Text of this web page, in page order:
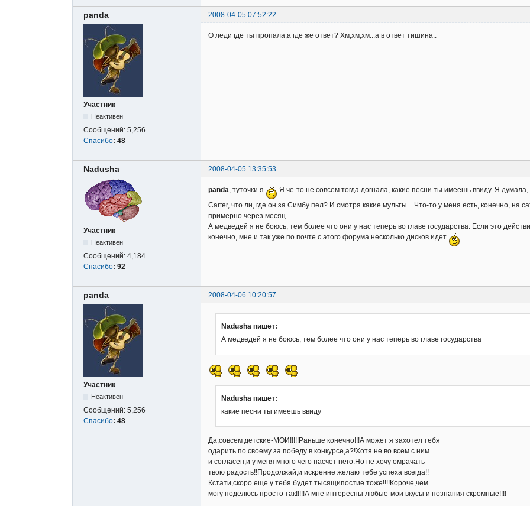
panda 2008-04-05 07:52:22
Участник
Неактивен
Сообщений: 5,256
Спасибо: 48
О леди где ты пропала,а где же ответ? Хм,хм,хм...а в ответ тишина..
Nadusha 2008-04-05 13:35:53
Участник
Неактивен
Сообщений: 4,184
Спасибо: 92
panda, туточки я
Я че-то не совсем тогда догнала, какие песни ты имеешь ввиду. Я
Carter, что ли, где он за Симбу пел? И смотря какие мульты... Что-то у меня есть, конечно, на
примерно через месяц...
А медведей я не боюсь, тем более что они у нас теперь во главе государства. Если это
конечно, мне и так уже по почте с этого форума несколько дисков идет
panda 2008-04-06 10:20:57
Участник
Неактивен
Сообщений: 5,256
Спасибо: 48
Nadusha пишет:
А медведей я не боюсь, тем более что они у нас теперь во главе государства
Nadusha пишет:
какие песни ты имеешь ввиду
Да,совсем детские-МОИ!!!!!Раньше конечно!!!А может я захотел тебя
одарить по своему за победу в конкурсе,а?!Хотя не во всем с ним
и согласен,и у меня много чего насчет него.Но не хочу омрачать
твою радость!!Продолжай,и искренне желаю тебе успеха всегда!!
Кстати,скоро еще у тебя будет тысящипостие тоже!!!!Короче,чем
могу поделюсь просто так!!!!!А мне интересны любые-мои вкусы и познания скромные!!!!